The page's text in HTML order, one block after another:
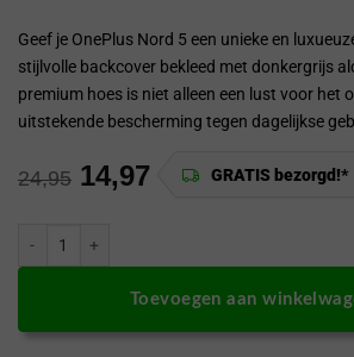
Geef je OnePlus Nord 5 een unieke en
stijlvolle backcover bekleed met donkergrijs
premium hoes is niet alleen een lust voor het
uitstekende bescherming tegen dagelijkse
GRATIS bezorgd!*
24,95 14,97
Toevoegen aan